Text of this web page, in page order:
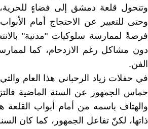
وتتحول قلعة دمشق إلى فضاءٍ
وحتى للتعبير عن الاحتجاج أمام
فرصةً لممارسة سلوكيات "مدنية"
دون مشاكل رغم الازدحام، كما
الفن.
في حفلات زياد الرحباني هذا العام
حماس الجمهور عن السنة الماضية
والهتاف باسمه من أمام أبواب القلعة
ذاتها، لكنّ تفاعل الجمهور، كما كان